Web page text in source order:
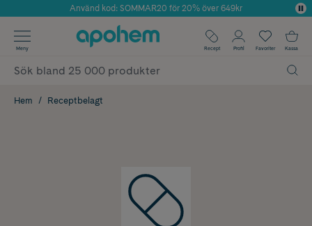
Årets Butik 2025 inom Skönhet
Använd kod: SOMMAR20 för 20% över 649kr
✓ Fri frakt
✓ Poäng på alla köp*
Meny Recept Profil Favoriter Kassa
Hem Receptbelagt